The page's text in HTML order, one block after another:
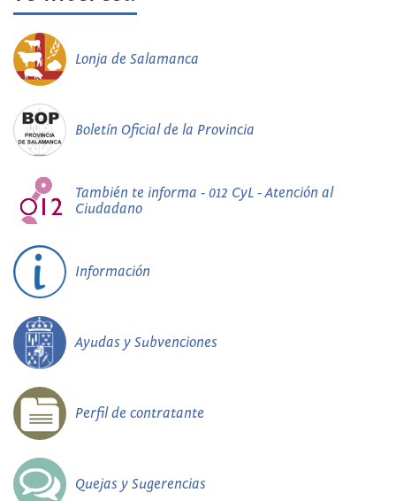
Lonja de Salamanca
Boletín Oficial de la Provincia
También te informa - 012 CyL - Atención al
Ciudadano
Información
Ayudas y Subvenciones
Perfil de contratante
Quejas y Sugerencias